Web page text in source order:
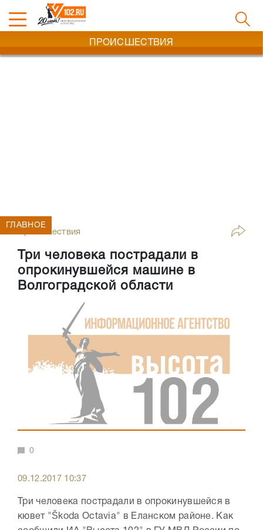
ПРОИСШЕСТВИЯ
Происшествия
Три человека пострадали в
опрокинувшейся машине в
Волгоградской области
ГЛАВНОЕ
0
09.12.2017 10:37
Три человека пострадали в опрокинувшейся в
кювет "Škoda Octavia" в Еланском районе. Как